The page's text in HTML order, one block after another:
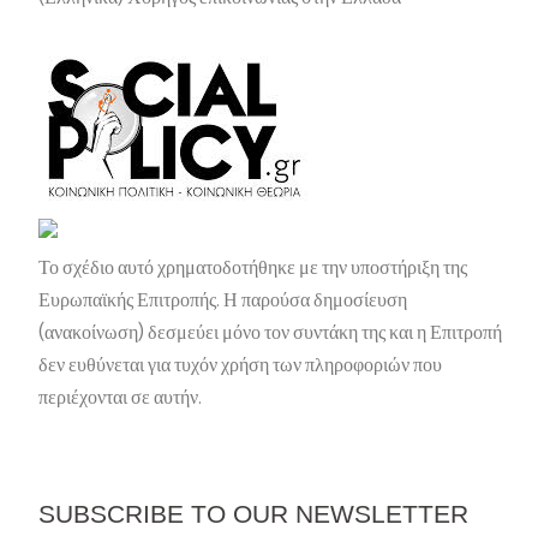
Το σχέδιο αυτό χρηματοδοτήθηκε με την υποστήριξη της
Ευρωπαϊκής Επιτροπής. Η παρούσα δημοσίευση
(ανακοίνωση) δεσμεύει μόνο τον συντάκη της και η Επιτροπή
δεν ευθύνεται για τυχόν χρήση των πληροφοριών που
περιέχονται σε αυτήν.
SUBSCRIBE TO OUR NEWSLETTER